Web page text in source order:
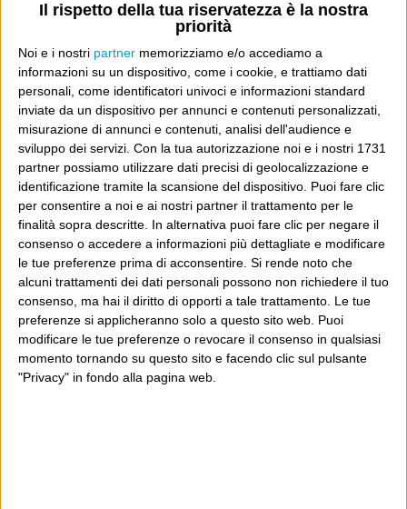
Il rispetto della tua riservatezza è la nostra
priorità
Noi e i nostri partner memorizziamo e/o accediamo a
informazioni su un dispositivo, come i cookie, e trattiamo dati
personali, come identificatori univoci e informazioni standard
inviate da un dispositivo per annunci e contenuti personalizzati,
misurazione di annunci e contenuti, analisi dell'audience e
sviluppo dei servizi. Con la tua autorizzazione noi e i nostri 1731
partner possiamo utilizzare dati precisi di geolocalizzazione e
identificazione tramite la scansione del dispositivo. Puoi fare clic
per consentire a noi e ai nostri partner il trattamento per le
finalità sopra descritte. In alternativa puoi fare clic per negare il
consenso o accedere a informazioni più dettagliate e modificare
le tue preferenze prima di acconsentire. Si rende noto che
alcuni trattamenti dei dati personali possono non richiedere il tuo
consenso, ma hai il diritto di opporti a tale trattamento. Le tue
preferenze si applicheranno solo a questo sito web. Puoi
modificare le tue preferenze o revocare il consenso in qualsiasi
momento tornando su questo sito e facendo clic sul pulsante
"Privacy" in fondo alla pagina web.